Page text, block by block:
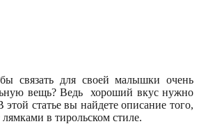
связать для своей малышки очень
вещь? Ведь хороший вкус нужно
этой статье вы найдете описание того,
в тирольском стиле.